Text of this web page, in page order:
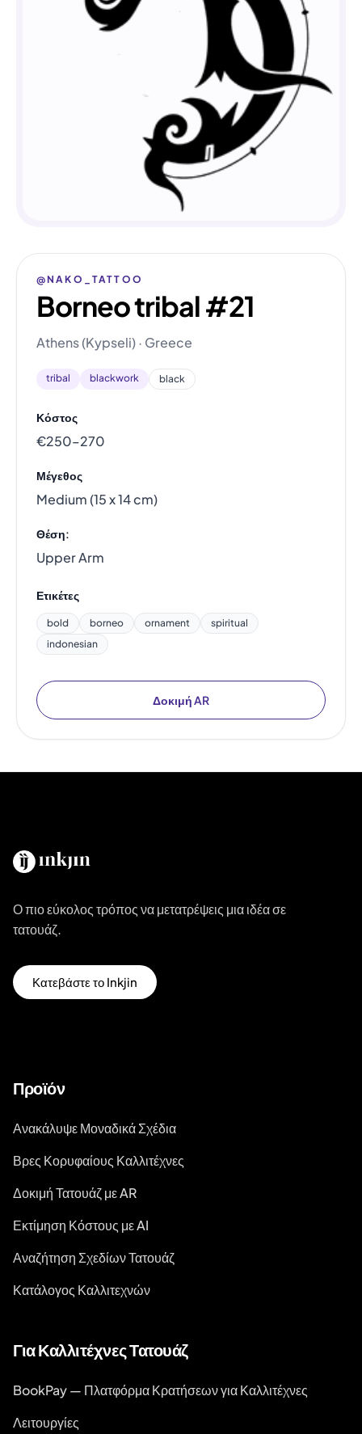
@NAKO_TATTOO
Borneo tribal #21
Athens (Kypseli) · Greece
tribal blackwork black
Κόστος
€250–270
Μέγεθος
Medium (15 x 14 cm)
Θέση:
Upper Arm
Ετικέτες
bold borneo ornament
spiritual
indonesian
Δοκιμή AR
Ο πιο εύκολος τρόπος να μετατρέψεις μια ιδέα σε
τατουάζ.
Κατεβάστε το Inkjin
Προϊόν
Ανακάλυψε Μοναδικά Σχέδια
Βρες Κορυφαίους Καλλιτέχνες
Δοκιμή Τατουάζ με AR
Εκτίμηση Κόστους με AI
Αναζήτηση Σχεδίων Τατουάζ
Κατάλογος Καλλιτεχνών
Για Καλλιτέχνες Τατουάζ
BookPay — Πλατφόρμα Κρατήσεων για Καλλιτέχνες
Λειτουργίες